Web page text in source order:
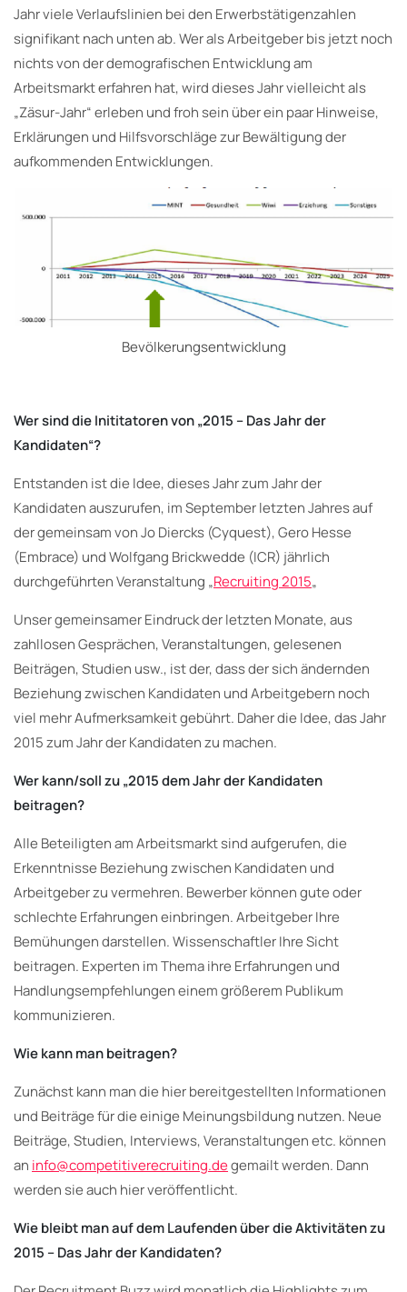
Jahr viele Verlaufslinien bei den Erwerbstätigenzahlen
signifikant nach unten ab. Wer als Arbeitgeber bis jetzt noch
nichts von der demografischen Entwicklung am
Arbeitsmarkt erfahren hat, wird dieses Jahr vielleicht als
„Zäsur-Jahr“ erleben und froh sein über ein paar Hinweise,
Erklärungen und Hilfsvorschläge zur Bewältigung der
aufkommenden Entwicklungen.
Bevölkerungsentwicklung
Wer sind die Inititatoren von „2015 – Das Jahr der
Kandidaten“?
Entstanden ist die Idee, dieses Jahr zum Jahr der
Kandidaten auszurufen, im September letzten Jahres auf
der gemeinsam von Jo Diercks (Cyquest), Gero Hesse
(Embrace) und Wolfgang Brickwedde (ICR) jährlich
durchgeführten Veranstaltung „Recruiting 2015„
Unser gemeinsamer Eindruck der letzten Monate, aus
zahllosen Gesprächen, Veranstaltungen, gelesenen
Beiträgen, Studien usw., ist der, dass der sich ändernden
Beziehung zwischen Kandidaten und Arbeitgebern noch
viel mehr Aufmerksamkeit gebührt. Daher die Idee, das Jahr
2015 zum Jahr der Kandidaten zu machen.
Wer kann/soll zu „2015 dem Jahr der Kandidaten
beitragen?
Alle Beteiligten am Arbeitsmarkt sind aufgerufen, die
Erkenntnisse Beziehung zwischen Kandidaten und
Arbeitgeber zu vermehren. Bewerber können gute oder
schlechte Erfahrungen einbringen. Arbeitgeber Ihre
Bemühungen darstellen. Wissenschaftler Ihre Sicht
beitragen. Experten im Thema ihre Erfahrungen und
Handlungsempfehlungen einem größerem Publikum
kommunizieren.
Wie kann man beitragen?
Zunächst kann man die hier bereitgestellten Informationen
und Beiträge für die einige Meinungsbildung nutzen. Neue
Beiträge, Studien, Interviews, Veranstaltungen etc. können
an info@competitiverecruiting.degemailt werden. Dann
werden sie auch hier veröffentlicht.
Wie bleibt man auf dem Laufenden über die Aktivitäten zu
2015 – Das Jahr der Kandidaten?